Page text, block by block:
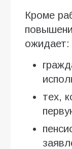
Кроме
ожидает:
тех,